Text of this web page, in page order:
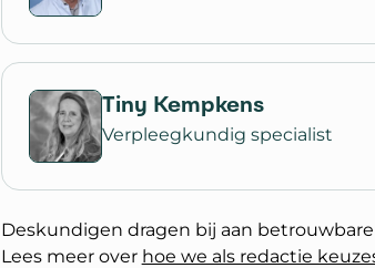
Tiny Kempkens
Verpleegkundig specialist
Deskundigen dragen bij aan
Lees meer over hoe we als redactie